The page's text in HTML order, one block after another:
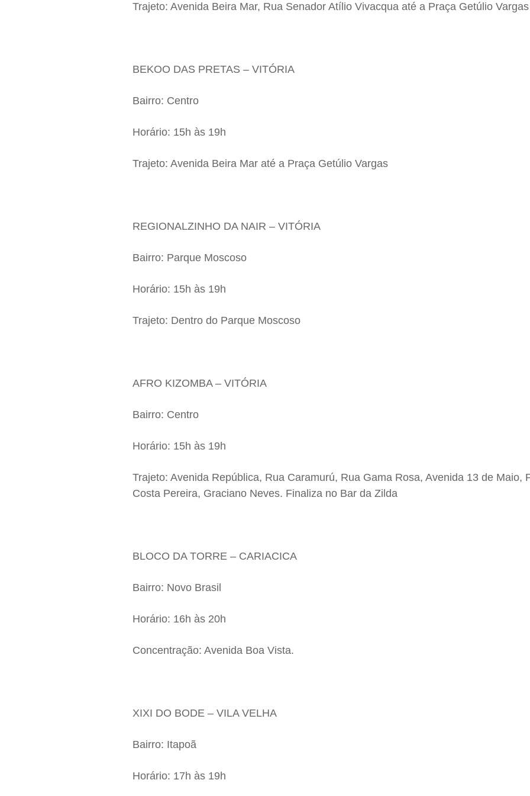
Trajeto: Avenida Beira Mar, Rua Senador Atílio Vivacqua até a Praça Getúlio Vargas
BEKOO DAS PRETAS – VITÓRIA
Bairro: Centro
Horário: 15h às 19h
Trajeto: Avenida Beira Mar até a Praça Getúlio Vargas
REGIONALZINHO DA NAIR – VITÓRIA
Bairro: Parque Moscoso
Horário: 15h às 19h
Trajeto: Dentro do Parque Moscoso
AFRO KIZOMBA – VITÓRIA
Bairro: Centro
Horário: 15h às 19h
Trajeto: Avenida República, Rua Caramurú, Rua Gama Rosa, Avenida 13 de Maio,
Costa Pereira, Graciano Neves. Finaliza no Bar da Zilda
BLOCO DA TORRE – CARIACICA
Bairro: Novo Brasil
Horário: 16h às 20h
Concentração: Avenida Boa Vista.
XIXI DO BODE – VILA VELHA
Bairro: Itapoã
Horário: 17h às 19h